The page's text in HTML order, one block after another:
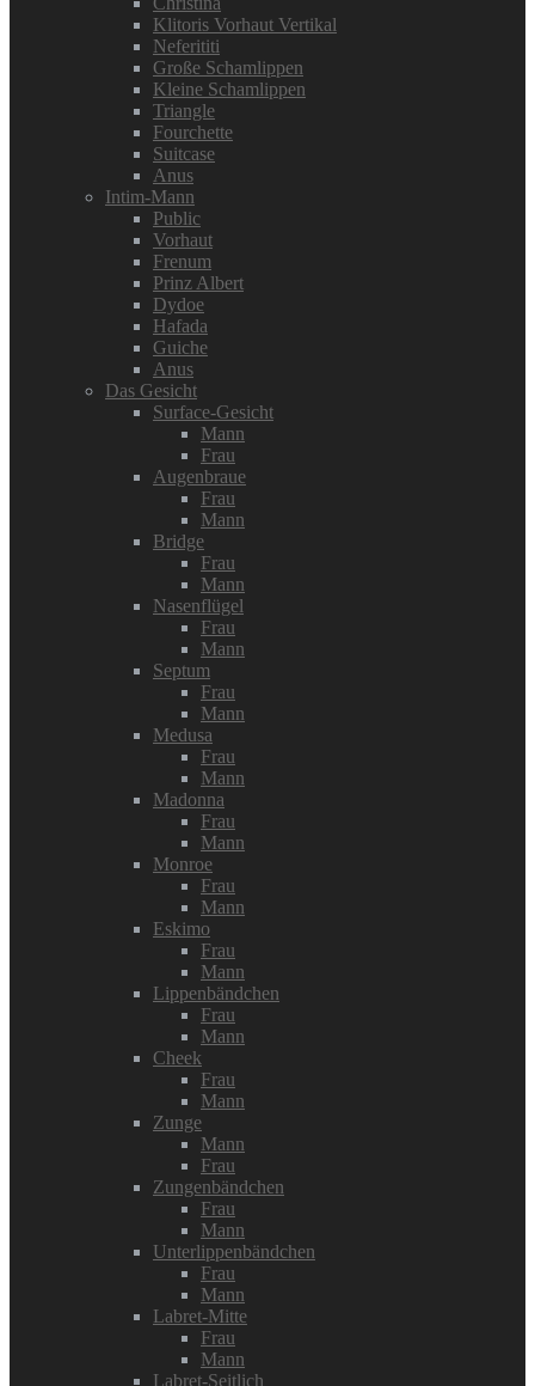
Klitoris Vorhaut Vertikal
Neferititi
Große Schamlippen
Kleine Schamlippen
Triangle
Fourchette
Suitcase
Anus
Intim-Mann
Public
Vorhaut
Frenum
Prinz Albert
Dydoe
Hafada
Guiche
Anus
Das Gesicht
Surface-Gesicht
Mann
Frau
Augenbraue
Frau
Mann
Bridge
Frau
Mann
Nasenflügel
Frau
Mann
Septum
Frau
Mann
Medusa
Frau
Mann
Madonna
Frau
Mann
Monroe
Frau
Mann
Eskimo
Frau
Mann
Lippenbändchen
Frau
Mann
Cheek
Frau
Mann
Zunge
Mann
Frau
Zungenbändchen
Frau
Mann
Unterlippenbändchen
Frau
Mann
Labret-Mitte
Frau
Mann
Labret-Seitlich